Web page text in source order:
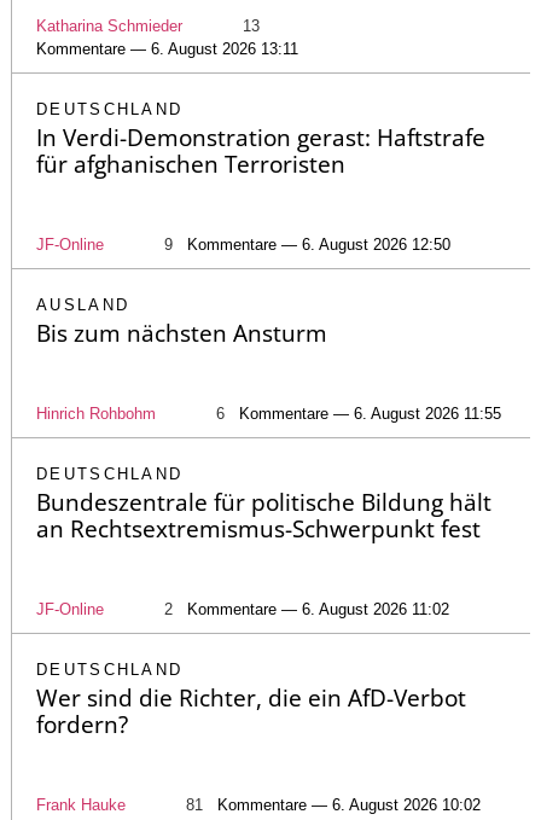
Katharina Schmieder
13
Kommentare — 6. August 2026 13:11
DEUTSCHLAND
In Verdi-Demonstration gerast: Haftstrafe
für afghanischen Terroristen
JF-Online 9 Kommentare — 6. August 2026 12:50
AUSLAND
Bis zum nächsten Ansturm
Hinrich Rohbohm 6 Kommentare — 6. August 2026 11:55
DEUTSCHLAND
Bundeszentrale für politische Bildung hält
an Rechtsextremismus-Schwerpunkt fest
JF-Online 2 Kommentare — 6. August 2026 11:02
DEUTSCHLAND
Wer sind die Richter, die ein AfD-Verbot
fordern?
Frank Hauke 81 Kommentare — 6. August 2026 10:02